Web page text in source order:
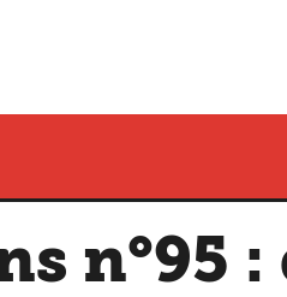
n°95 :